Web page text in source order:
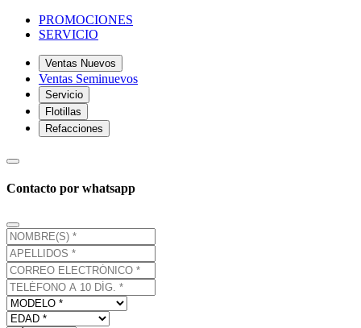
PROMOCIONES
SERVICIO
Ventas Nuevos
Ventas Seminuevos
Servicio
Flotillas
Refacciones
Contacto por whatsapp